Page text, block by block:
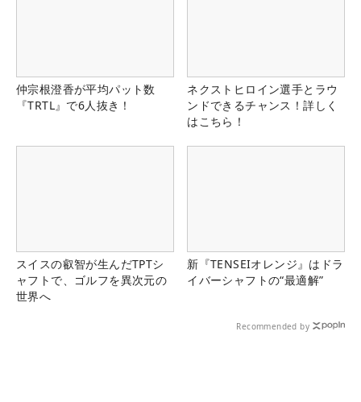
仲宗根澄香が平均パット数
『TRTL』で6人抜き！
ネクストヒロイン選手とラウ
ンドできるチャンス！詳しく
はこちら！
スイスの叡智が生んだTPTシ
ャフトで、ゴルフを異次元の
世界へ
新『TENSEIオレンジ』はドラ
イバーシャフトの“最適解”
Recommended by